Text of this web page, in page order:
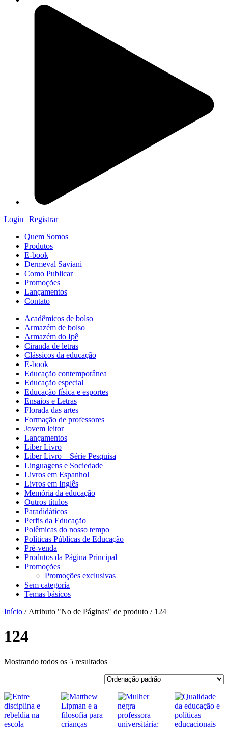
Login | Registrar
Quem Somos
Produtos
E-book
Dermeval Saviani
Como Publicar
Promoções
Lançamentos
Contato
Acadêmicos de bolso
Armazém de bolso
Armazém do Ipê
Ciranda de letras
Clássicos da educação
E-book
Educação contemporânea
Educação especial
Educação física e esportes
Ensaios e Letras
Florada das artes
Formação de professores
Jovem leitor
Lançamentos
Liber Livro
Liber Livro – Série Pesquisa
Linguagens e Sociedade
Livros em Espanhol
Livros em Inglês
Memória da educação
Outros títulos
Paradidáticos
Perfis da Educação
Polêmicas do nosso tempo
Políticas Públicas de Educação
Pré-venda
Produtos da Página Principal
Promoções
Promoções exclusivas
Sem categoria
Temas básicos
Início / Atributo "No de Páginas" de produto / 124
124
Mostrando todos os 5 resultados